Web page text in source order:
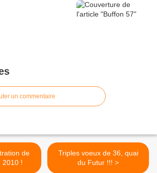
un commentaire
2010 !
Triples voeux de 36, quai
du Futur !!! >